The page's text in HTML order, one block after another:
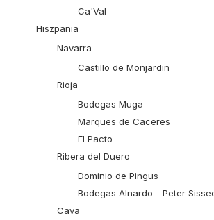
Ca'Val
Hiszpania
Navarra
Castillo de Monjardin
Rioja
Bodegas Muga
Marques de Caceres
El Pacto
Ribera del Duero
Dominio de Pingus
Bodegas Alnardo - Peter
Cava